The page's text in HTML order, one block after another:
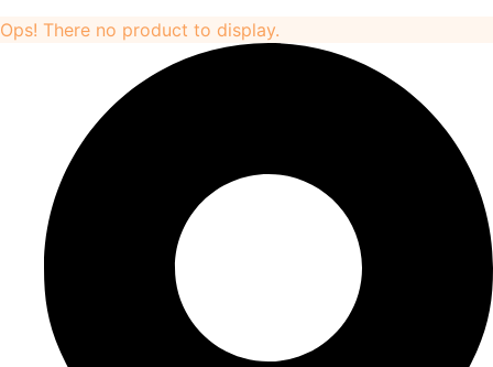
Ops! There no product to display.